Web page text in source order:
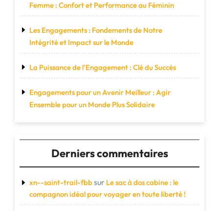
Femme : Confort et Performance au Féminin
Les Engagements : Fondements de Notre
Intégrité et Impact sur le Monde
La Puissance de l’Engagement : Clé du Succès
Engagements pour un Avenir Meilleur : Agir
Ensemble pour un Monde Plus Solidaire
Derniers commentaires
xn--saint-trail-fbbsur Le sac à dos cabine : le
compagnon idéal pour voyager en toute liberté !